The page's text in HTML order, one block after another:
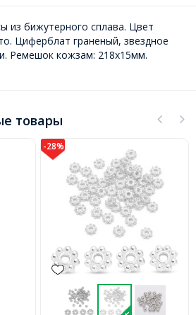
из бижутерного сплава. Цвет
Циферблат граненый, звездное
Ремешок кожзам: 218х15мм.
товары